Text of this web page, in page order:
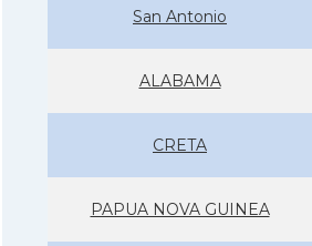
San Antonio
ALABAMA
CRETA
PAPUA NOVA GUINEA